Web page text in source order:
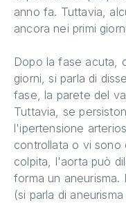
anno fa. Tuttavia,
ancora nei primi
Dopo la fase acuta,
giorni, si parla di
fase, la parete del
Tuttavia, se
l'ipertensione
controllata o vi sono
colpita, l'aorta può
forma un
(si parla di